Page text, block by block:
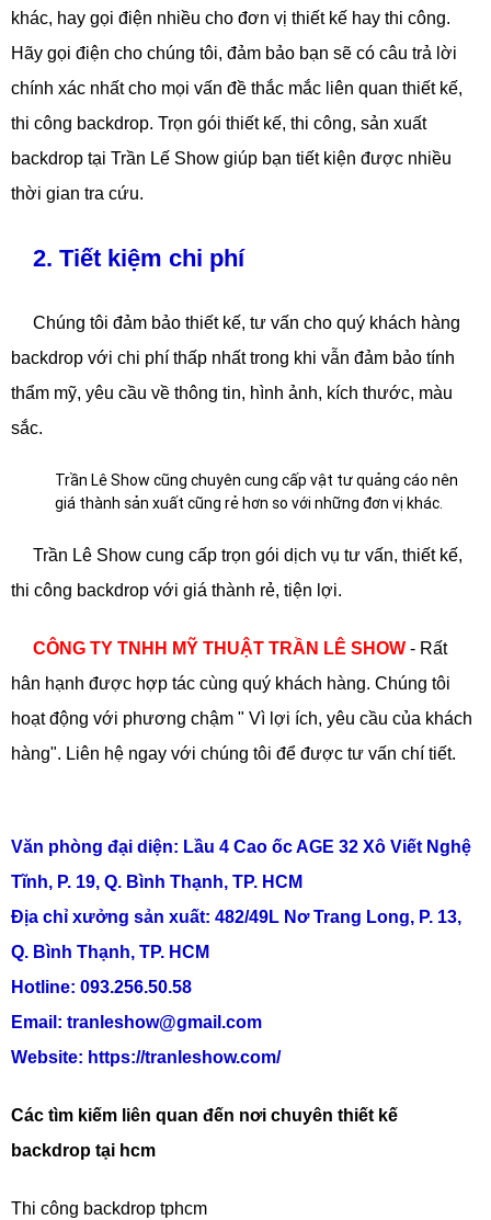
khác, hay gọi điện nhiều cho đơn vị thiết kế hay thi công.
Hãy gọi điện cho chúng tôi, đảm bảo bạn sẽ có câu trả lời
chính xác nhất cho mọi vấn đề thắc mắc liên quan thiết kế,
thi công backdrop. Trọn gói thiết kế, thi công, sản xuất
backdrop tại Trần Lế Show giúp bạn tiết kiện được nhiều
thời gian tra cứu.
2. Tiết kiệm chi phí
Chúng tôi đảm bảo thiết kế, tư vấn cho quý khách hàng
backdrop với chi phí thấp nhất trong khi vẫn đảm bảo tính
thẩm mỹ, yêu cầu về thông tin, hình ảnh, kích thước, màu
sắc.
Trần Lê Show cũng chuyên cung cấp vật tư quảng cáo nên
giá thành sản xuất cũng rẻ hơn so với những đơn vị khác.
Trần Lê Show cung cấp trọn gói dịch vụ tư vấn, thiết kế,
thi công backdrop với giá thành rẻ, tiện lợi.
CÔNG TY TNHH MỸ THUẬT TRẦN LÊ SHOW - Rất
hân hạnh được hợp tác cùng quý khách hàng. Chúng tôi
hoạt động với phương chậm " Vì lợi ích, yêu cầu của khách
hàng". Liên hệ ngay với chúng tôi để được tư vấn chí tiết.
Văn phòng đại diện: Lầu 4 Cao ốc AGE 32 Xô Viết Nghệ
Tĩnh, P. 19, Q. Bình Thạnh, TP. HCM
Địa chỉ xưởng sản xuất: 482/49L Nơ Trang Long, P. 13,
Q. Bình Thạnh, TP. HCM
Hotline: 093.256.50.58
Email: tranleshow@gmail.com
Website: https://tranleshow.com/
Các tìm kiếm liên quan đến nơi chuyên thiết kế
backdrop tại hcm
Thi công backdrop tphcm